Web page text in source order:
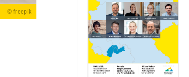
© freepik